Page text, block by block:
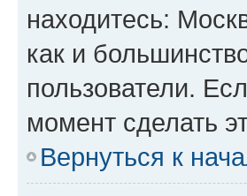
находитесь:
как и
пользователи.
момент сделать
Вернуться к